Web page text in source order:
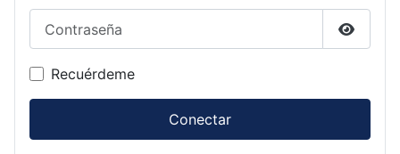
Recuérdeme
Conectar